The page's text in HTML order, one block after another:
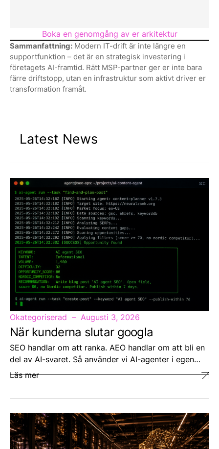
Boka en genomgång av er arkitektur
Sammanfattning: Modern IT-drift är inte längre en
supportfunktion – det är en strategisk investering i
företagets AI-framtid. Rätt MSP-partner ger er inte bara
färre driftstopp, utan en infrastruktur som aktivt driver er
transformation framåt.
Latest News
Okategoriserad Augusti 3, 2026
När kunderna slutar googla
SEO handlar om att ranka. AEO handlar om att bli en
del av AI-svaret. Så använder vi AI-agenter i egen…
Läs mer